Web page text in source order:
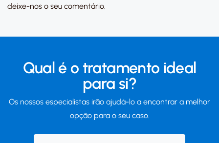
deixe-nos o seu comentário.
Qual é o tratamento ideal
para si?
Os nossos especialistas irão ajudá-lo a encontrar a melhor
opção para o seu caso.